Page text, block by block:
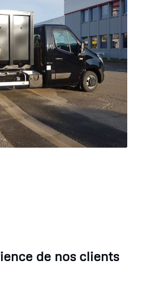
de nos clients